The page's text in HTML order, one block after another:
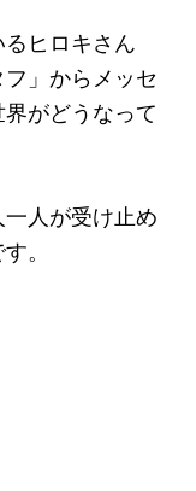
ヒロキさん
」からメッセ
がどうなって
人が受け止め
。